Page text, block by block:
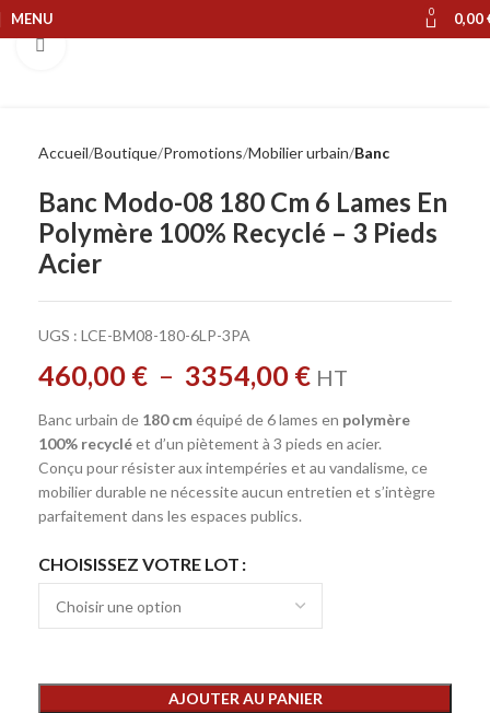
MENU 0 0,00
Accueil Boutique Promotions Mobilier urbain Banc
Banc Modo-08 180 Cm 6 Lames En
Polymère 100% Recyclé – 3 Pieds
Acier
UGS : LCE-BM08-180-6LP-3PA
460,00 € – 3354,00 € HT
Banc urbain de 180 cméquipé de 6 lames en polymère
100% recycléet d’un piètement à 3 pieds en acier.
Conçu pour résister aux intempéries et au vandalisme, ce
mobilier durable ne nécessite aucun entretien et s’intègre
parfaitement dans les espaces publics.
CHOISISSEZ VOTRE LOT
AJOUTER AU PANIER